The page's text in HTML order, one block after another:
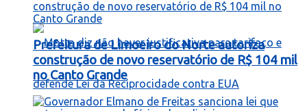
Prefeitura de Limoeiro do Norte autoriza
construção de novo reservatório de R$ 104 mil
no Canto Grande